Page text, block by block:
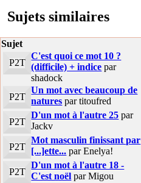
Sujets similaires
Sujet
P2T
C'est quoi ce mot 10 ?
(difficile) + indice par
shadock
P2T
Un mot avec beaucoup de
natures par titoufred
P2T
D'un mot à l'autre 25 par
Jackv
P2T
Mot masculin finissant par
[...]ette... par Enelya!
P2T
D'un mot à l'autre 18 -
C'est noël par Migou